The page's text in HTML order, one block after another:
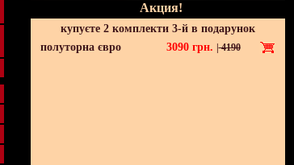
Акция!
купуєте 2 комплекти 3-й в подарунок
полуторна євро
3090 грн. |4190